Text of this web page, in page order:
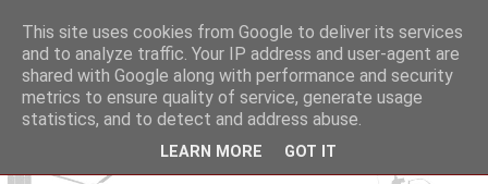
Pax Aquitania
Blog d'actualité et d'analyse stratégique
This site uses cookies from Google to deliver its services
and to analyze traffic. Your IP address and user-agent are
shared with Google along with performance and security
metrics to ensure quality of service, generate usage
statistics, and to detect and address abuse.
LEARN MORE GOT IT